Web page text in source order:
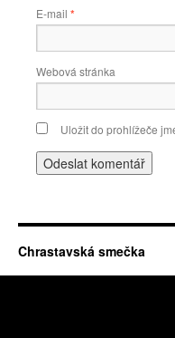
E-mail *
Webová stránka
Uložit do prohlížeče
Chrastavská smečka